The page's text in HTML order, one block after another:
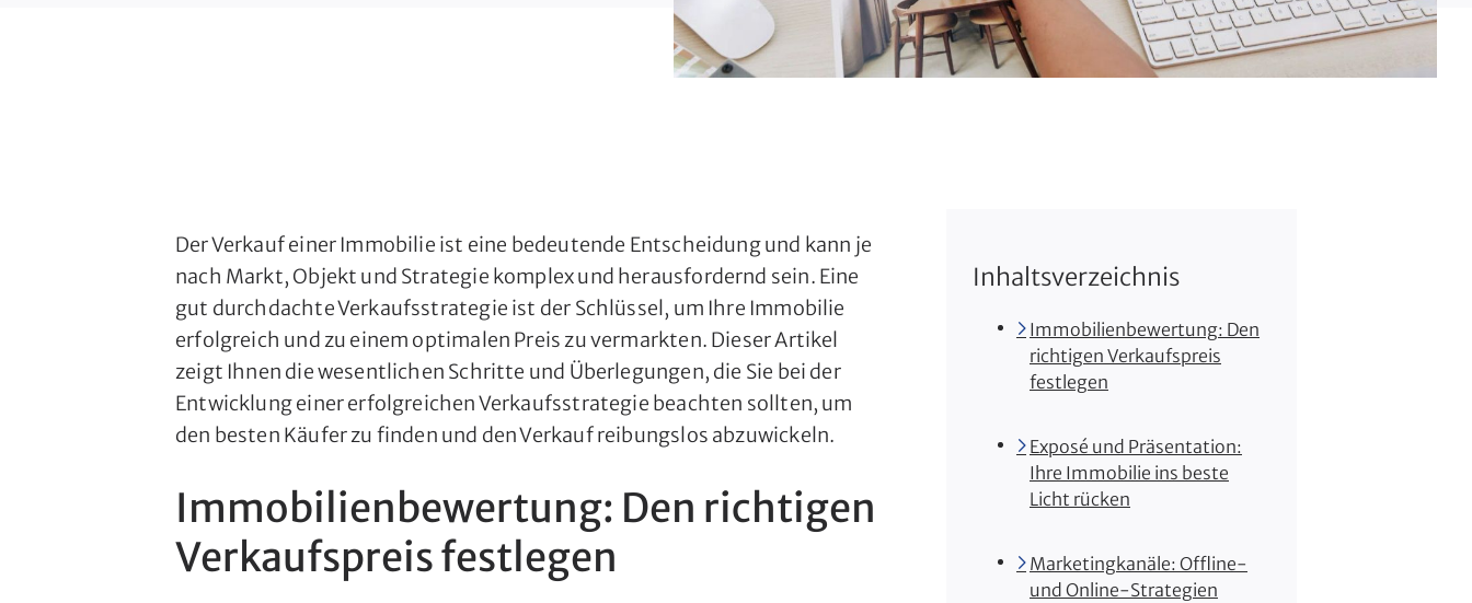
Der Verkauf einer Immobilie ist eine bedeutende Entscheidung und kann je
nach Markt, Objekt und Strategie komplex und herausfordernd sein. Eine
gut durchdachte Verkaufsstrategie ist der Schlüssel, um Ihre Immobilie
erfolgreich und zu einem optimalen Preis zu vermarkten. Dieser Artikel
zeigt Ihnen die wesentlichen Schritte und Überlegungen, die Sie bei der
Entwicklung einer erfolgreichen Verkaufsstrategie beachten sollten, um
den besten Käufer zu finden und den Verkauf reibungslos abzuwickeln.
Immobilienbewertung: Den richtigen
Verkaufspreis festlegen
Inhaltsverzeichnis
Immobilienbewertung: Den
richtigen Verkaufspreis
festlegen
Exposé und Präsentation:
Ihre Immobilie ins beste
Licht rücken
Marketingkanäle: Offline-
und Online-Strategien